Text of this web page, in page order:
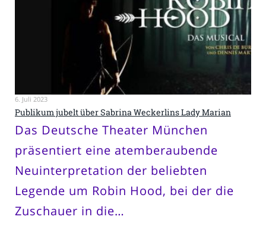
6. Juli 2023
Publikum jubelt über Sabrina Weckerlins Lady Marian
Das Deutsche Theater München
präsentiert eine atemberaubende
Neuinterpretation der beliebten
Legende um Robin Hood, bei der die
Zuschauer in die…